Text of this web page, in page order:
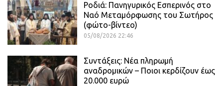
Ροδιά: Πανηγυρικός Εσπερινός στο
Ναό Μεταμόρφωσης του Σωτήρος
(φώτο-βίντεο)
05/08/2026 22:46
Συντάξεις: Νέα πληρωμή
αναδρομικών – Ποιοι κερδίζουν έως
20.000 ευρώ